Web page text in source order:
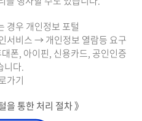
경우 개인정보 포털
비스 → 개인정보 열람등 요구
폰, 아이핀, 신용카드, 공인인증
니다.
가기
을 통한 처리 절차 》